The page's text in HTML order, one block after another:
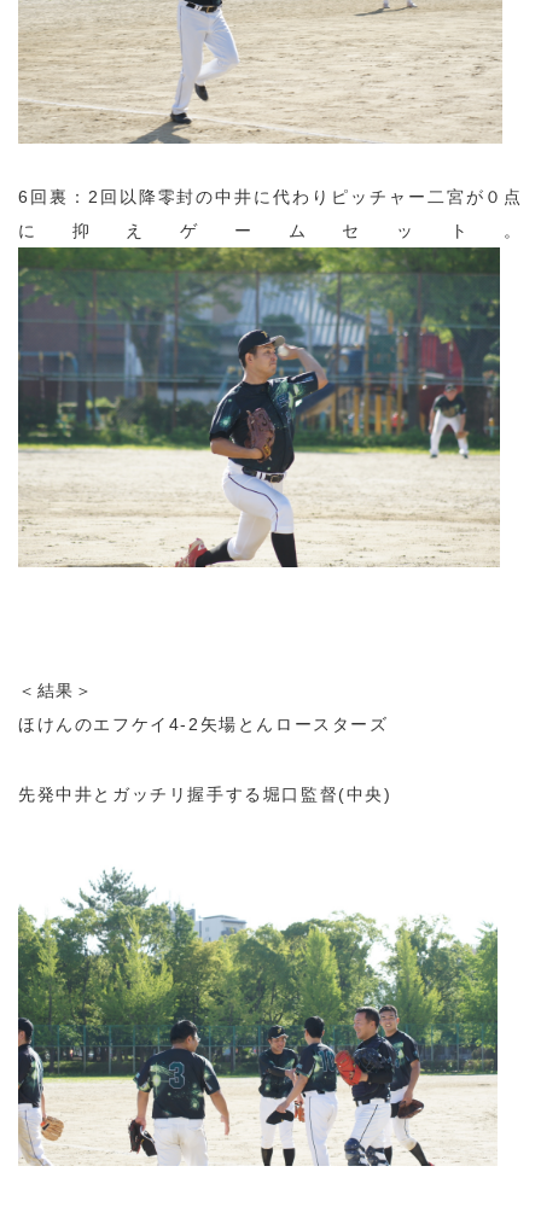
6回裏：2回以降零封の中井に代わりピッチャー二宮が０点
に抑えゲームセット。
＜結果＞
ほけんのエフケイ4-2矢場とんロースターズ
先発中井とガッチリ握手する堀口監督(中央)